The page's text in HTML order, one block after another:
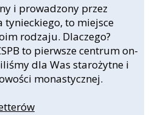
i prowadzony przez
tynieckiego, to miejsce
rodzaju. Dlaczego?
to pierwsze centrum on-
dla Was starożytne i
monastycznej.